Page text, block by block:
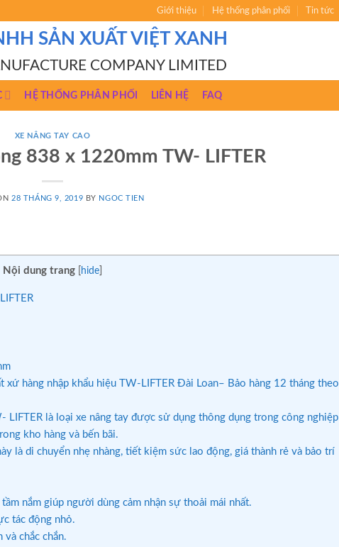
Giới thiệu Hệ thống phân phối Tin tức
SẢN XUẤT VIỆT XANH
COMPANY LIMITED
HỆ THỐNG PHÂN PHỐI LIÊN HỆ FAQ
XE NÂNG TAY CAO
838 x 1220mm TW- LIFTER
28 THÁNG 9, 2019 BY NGOC TIEN
Nội dung trang hide
hàng nhập khẩu hiệu TW-LIFTER Đài Loan– Bảo hàng 12 tháng theo
là loại xe nâng tay được sử dụng thông dụng trong công nghiệp
kho hàng và bến bãi.
là di chuyển nhẹ nhàng, tiết kiệm sức lao động, giá thành rẻ và bảo trí
nắm giúp người dùng cảm nhận sự thoải mái nhất.
tác động nhỏ.
và chắc chắn.